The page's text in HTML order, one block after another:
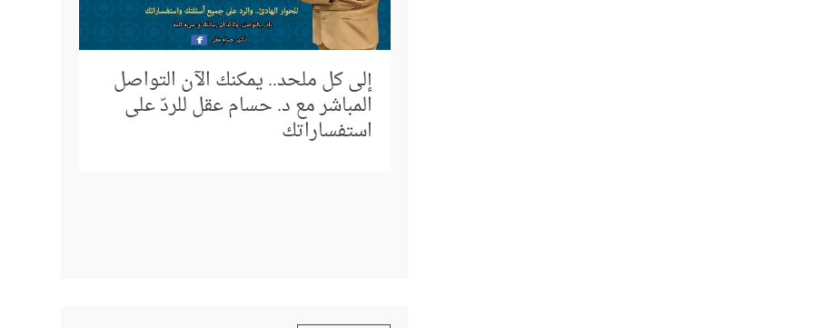
إلى كل ملحد.. يمكنك الآن التواصل
المباشر مع د. حسام عقل للردّ على
استفساراتك